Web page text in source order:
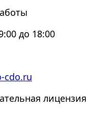
до 18:00
cdo.ru
лицензия